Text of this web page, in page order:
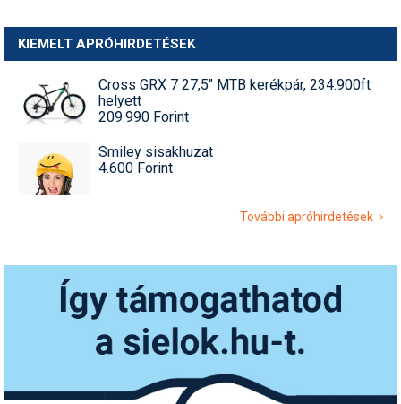
KIEMELT APRÓHIRDETÉSEK
Cross GRX 7 27,5" MTB kerékpár, 234.900ft
helyett
209.990 Forint
Smiley sisakhuzat
4.600 Forint
További apróhirdetések